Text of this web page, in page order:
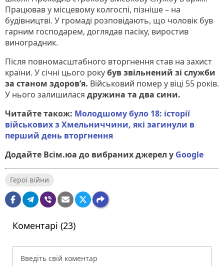
Працював у місцевому колгоспі, пізніше – на
будівництві. У громаді розповідають, що чоловік був
гарним господарем, доглядав пасіку, виростив
виноградник.
Після повномасштабного вторгнення став на захист
країни. У січні цього рокубув звільнений зі служби
за станом здоров’я. Військовий помер у віці 55 років.
У нього залишилася дружина та два сини.
Читайте також: Молодшому було 18: історії
військових з Хмельниччини, які загинули в
перший день вторгнення
Додайте Всім.юа до вибраних джерел у Google
Герої війни
Коментарі (23)